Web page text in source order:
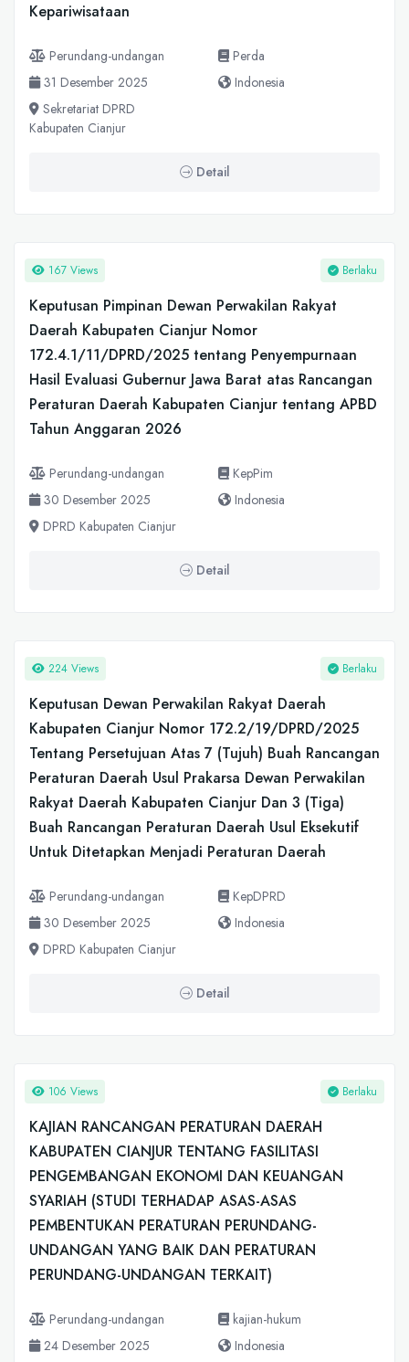
Kepariwisataan
Perundang-undangan
Perda
31 Desember 2025
Indonesia
Sekretariat DPRD
Kabupaten Cianjur
Detail
167 Views Berlaku
Keputusan Pimpinan Dewan Perwakilan Rakyat
Daerah Kabupaten Cianjur Nomor
172.4.1/11/DPRD/2025 tentang Penyempurnaan
Hasil Evaluasi Gubernur Jawa Barat atas Rancangan
Peraturan Daerah Kabupaten Cianjur tentang APBD
Tahun Anggaran 2026
Perundang-undangan
KepPim
30 Desember 2025
Indonesia
DPRD Kabupaten Cianjur
Detail
224 Views Berlaku
Keputusan Dewan Perwakilan Rakyat Daerah
Kabupaten Cianjur Nomor 172.2/19/DPRD/2025
Tentang Persetujuan Atas 7 (Tujuh) Buah Rancangan
Peraturan Daerah Usul Prakarsa Dewan Perwakilan
Rakyat Daerah Kabupaten Cianjur Dan 3 (Tiga)
Buah Rancangan Peraturan Daerah Usul Eksekutif
Untuk Ditetapkan Menjadi Peraturan Daerah
Perundang-undangan
KepDPRD
30 Desember 2025
Indonesia
DPRD Kabupaten Cianjur
Detail
106 Views Berlaku
KAJIAN RANCANGAN PERATURAN DAERAH
KABUPATEN CIANJUR TENTANG FASILITASI
PENGEMBANGAN EKONOMI DAN KEUANGAN
SYARIAH (STUDI TERHADAP ASAS-ASAS
PEMBENTUKAN PERATURAN PERUNDANG-
UNDANGAN YANG BAIK DAN PERATURAN
PERUNDANG-UNDANGAN TERKAIT)
Perundang-undangan
kajian-hukum
24 Desember 2025
Indonesia